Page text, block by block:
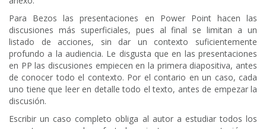
Para Bezos las presentaciones en Power Point hacen las
discusiones más superficiales, pues al final se limitan a un
listado de acciones, sin dar un contexto suficientemente
profundo a la audiencia. Le disgusta que en las presentaciones
en PP las discusiones empiecen en la primera diapositiva, antes
de conocer todo el contexto. Por el contario en un caso, cada
uno tiene que leer en detalle todo el texto, antes de empezar la
discusión.
Escribir un caso completo obliga al autor a estudiar todos los